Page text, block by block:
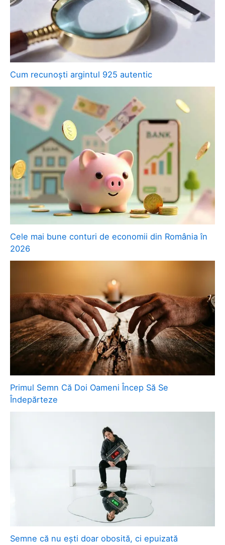
Cum recunoști argintul 925 autentic
Cele mai bune conturi de economii din România în
2026
Primul Semn Că Doi Oameni Încep Să Se
Îndepărteze
Semne că nu ești doar obosită, ci epuizată